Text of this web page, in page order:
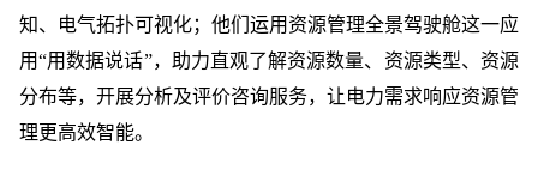
知、电气拓扑可视化；他们运用资源管理全景驾驶舱这一应
用“用数据说话”，助力直观了解资源数量、资源类型、资源
分布等，开展分析及评价咨询服务，让电力需求响应资源管
理更高效智能。